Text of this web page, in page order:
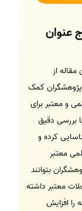
عنوان
از
پژوهشگران کمک
و معتبر برای
بررسی دقیق
کرده و
معتبر
بتوانند
معتبر داشته
افزایش